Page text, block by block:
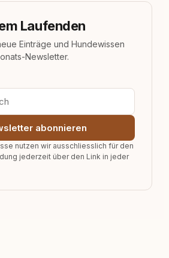
Laufenden
Einträge und Hundewissen
Newsletter.
abonnieren
nutzen wir ausschliesslich für den
jederzeit über den Link in jeder